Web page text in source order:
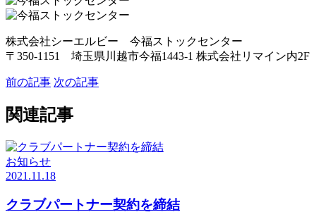
株式会社シーエルビー 今福ストックセンター
〒350-1151 埼玉県川越市今福1443-1 株式会社リマイン内2F
前の記事 次の記事
関連記事
お知らせ
2021.11.18
クラブパートナー契約を締結